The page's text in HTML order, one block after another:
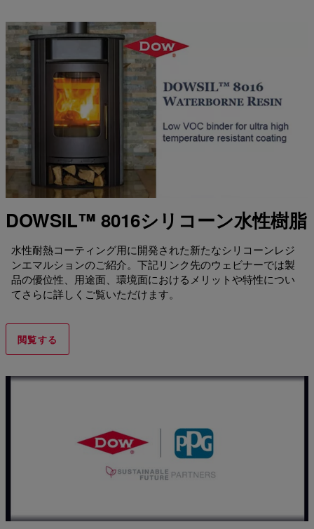
DOWSIL™ 8016シリコーン水性樹脂
水性耐熱コーティング用に開発された新たなシリコーンレジ
ンエマルションのご紹介。下記リンク先のウェビナーでは製
品の優位性、用途面、環境面におけるメリットや特性につい
てさらに詳しくご覧いただけます。
閲覧する